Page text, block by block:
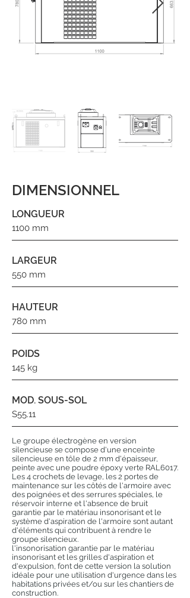
DIMENSIONNEL
LONGUEUR
1100 mm
LARGEUR
550 mm
HAUTEUR
780 mm
POIDS
145 kg
MOD. SOUS-SOL
S55.11
Le groupe électrogène en version
silencieuse se compose d'une enceinte
silencieuse en tôle de 2 mm d'épaisseur,
peinte avec une poudre époxy verte RAL6017.
Les 4 crochets de levage, les 2 portes de
maintenance sur les côtés de l'armoire avec
des poignées et des serrures spéciales, le
réservoir interne et l'absence de bruit
garantie par le matériau insonorisant et le
système d'aspiration de l'armoire sont autant
d'éléments qui contribuent à rendre le
groupe silencieux.
l'insonorisation garantie par le matériau
insonorisant et les grilles d'aspiration et
d'expulsion, font de cette version la solution
idéale pour une utilisation d'urgence dans les
habitations privées et/ou sur les chantiers de
construction.